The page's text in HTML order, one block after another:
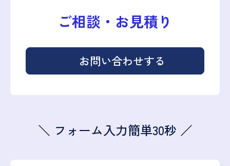
ご相談・お見積り
お問い合わせする
＼ フォーム入力簡単30秒 ／